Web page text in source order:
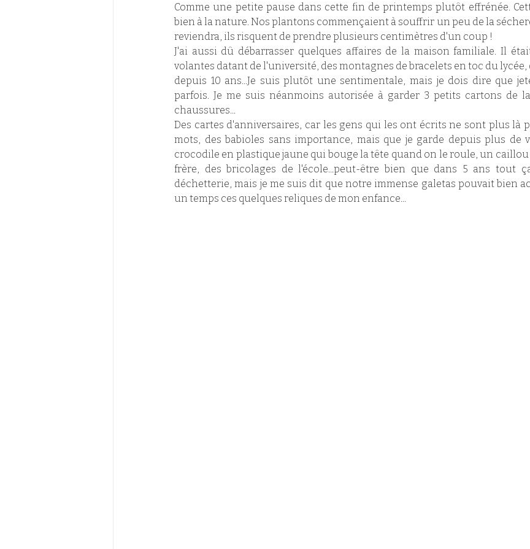
Comme une petite pause dans cette fin de printemps plutôt effrénée.
bien à la nature. Nos plantons commençaient à souffrir un peu de la
reviendra, ils risquent de prendre plusieurs centimètres d'un coup !
J'ai aussi dû débarrasser quelques affaires de la maison familiale. Il
volantes datant de l'université, des montagnes de bracelets en toc du
depuis 10 ans...Je suis plutôt une sentimentale, mais je dois dire que
parfois. Je me suis néanmoins autorisée à garder 3 petits cartons de
chaussures...
Des cartes d'anniversaires, car les gens qui les ont écrits ne sont plus là
mots, des babioles sans importance, mais que je garde depuis plus de
crocodile en plastique jaune qui bouge la tête quand on le roule, un
frère, des bricolages de l'école...peut-être bien que dans 5 ans tout
déchetterie, mais je me suis dit que notre immense galetas pouvait bien
un temps ces quelques reliques de mon enfance...